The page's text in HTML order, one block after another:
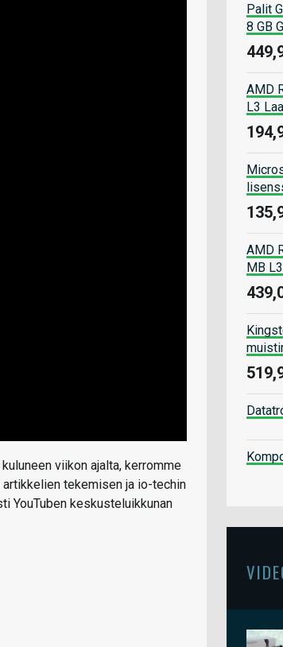
viikon ajalta, kerromme
tekemisen ja io-techin
YouTuben keskusteluikkunan
Palit
8 GB
AMD
L3
AMD
MB